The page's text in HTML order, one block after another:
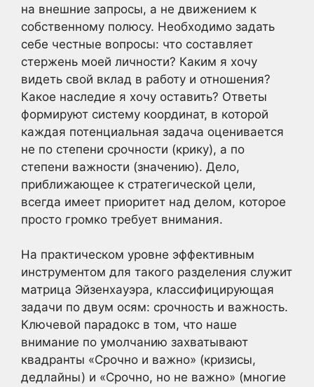
на внешние запросы, а не движением к
собственному полюсу. Необходимо задать
себе честные вопросы: что составляет
стержень моей личности? Каким я хочу
видеть свой вклад в работу и отношения?
Какое наследие я хочу оставить? Ответы
формируют систему координат, в которой
каждая потенциальная задача оценивается
не по степени срочности (крику), а по
степени важности (значению). Дело,
приближающее к стратегической цели,
всегда имеет приоритет над делом, которое
просто громко требует внимания.
На практическом уровне эффективным
инструментом для такого разделения служит
матрица Эйзенхауэра, классифицирующая
задачи по двум осям: срочность и важность.
Ключевой парадокс в том, что наше
внимание по умолчанию захватывают
квадранты «Срочно и важно» (кризисы,
дедлайны) и «Срочно, но не важно» (многие